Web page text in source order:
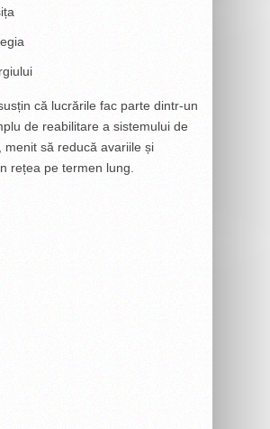
că lucrările fac parte dintr-un
de reabilitare a sistemului de
menit să reducă avariile și
rețea pe termen lung.